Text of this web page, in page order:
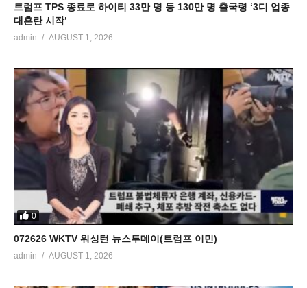
트럼프 TPS 종료로 하이티 33만 명 등 130만 명 출국령 ‘3디 업종
대혼란 시작’
admin AUGUST 1, 2026
0
072626 WKTV 워싱턴 뉴스투데이(트럼프 이민)
admin AUGUST 1, 2026